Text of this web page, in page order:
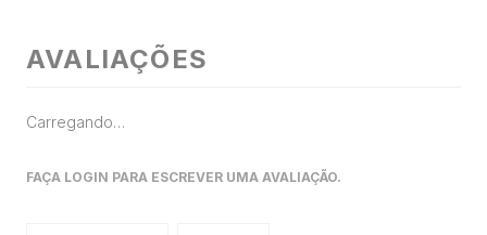
AVALIAÇÕES
Carregando…
FAÇA LOGIN PARA ESCREVER UMA AVALIAÇÃO.